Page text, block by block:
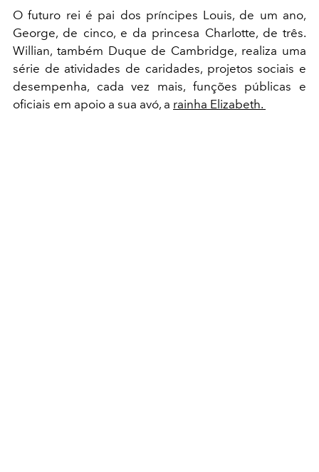
O futuro rei é pai dos príncipes Louis, de um ano,
George, de cinco, e da princesa Charlotte, de três.
Willian, também Duque de Cambridge, realiza uma
série de atividades de caridades, projetos sociais e
desempenha, cada vez mais, funções públicas e
oficiais em apoio a sua avó, a rainha Elizabeth.